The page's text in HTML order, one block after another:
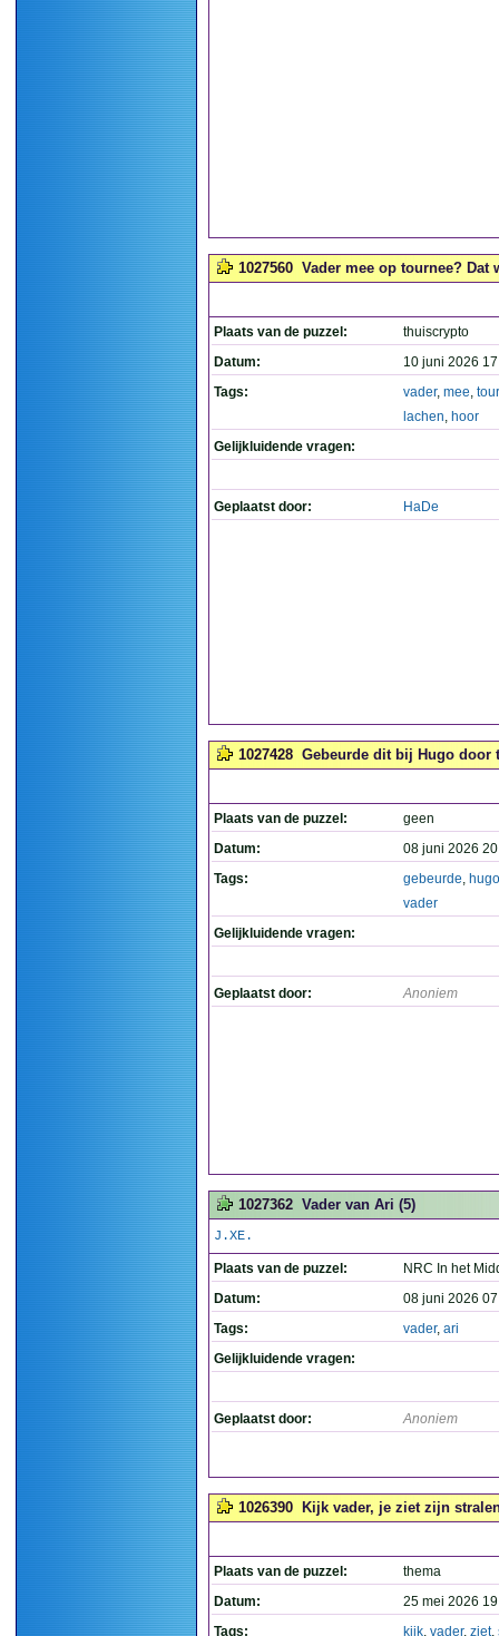
1027560 Vader mee op tournee? Dat
Plaats van de puzzel:
thuiscrypto
Datum:
10 juni 2026
Tags:
vader, mee,
lachen, hoor
Gelijkluidende vragen:
Geplaatst door: HaDe
1027428 Gebeurde dit bij Hugo door
Plaats van de puzzel:
geen
Datum:
08 juni 2026
Tags:
gebeurde, hugo
vader
Gelijkluidende vragen:
Geplaatst door: Anoniem
1027362 Vader van Ari (5)
J.XE.
Plaats van de puzzel:
NRC In het
Datum:
08 juni 2026
Tags:
vader, ari
Gelijkluidende vragen:
Geplaatst door: Anoniem
1026390 Kijk vader, je ziet zijn
Plaats van de puzzel:
thema
Datum:
25 mei 2026
Tags:
kijk, vader, ziet,